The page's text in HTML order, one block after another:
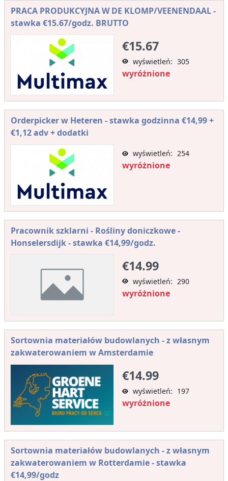
PRACA PRODUKCYJNA W DE KLOMP/VEENENDAAL -
stawka €15.67/godz. BRUTTO
€15.67
wyświetleń: 305
wyróżnione
Orderpicker w Heteren - stawka godzinna €14,99 +
€1,12 adv + dodatki
wyświetleń: 254
wyróżnione
Pracownik szklarni - Rośliny doniczkowe -
Honselersdijk - stawka €14,99/godz.
€14.99
wyświetleń: 290
wyróżnione
Sortownia materiałów budowlanych - z własnym
zakwaterowaniem w Amsterdamie
€14.99
wyświetleń: 197
wyróżnione
Sortownia materiałów budowlanych - z własnym
zakwaterowaniem w Rotterdamie - stawka
€14,99/godz